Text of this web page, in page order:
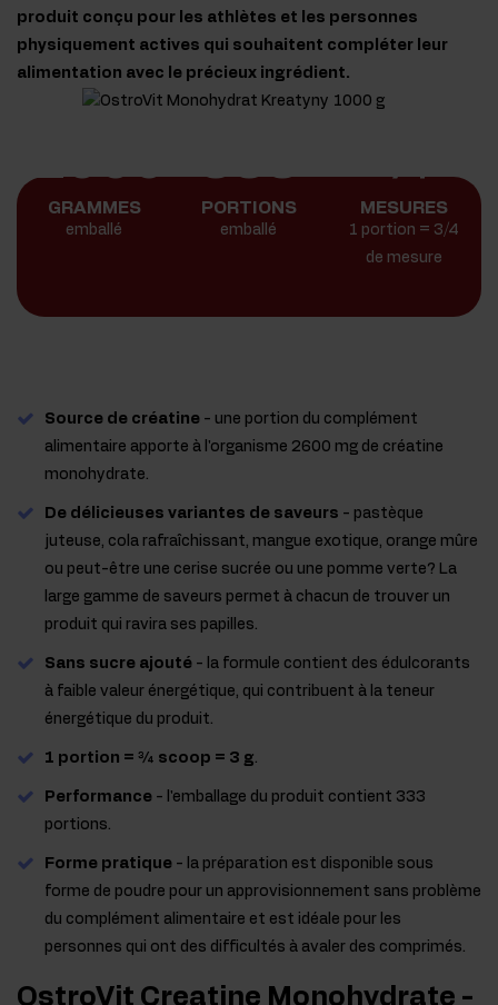
produit conçu pour les athlètes et les personnes
physiquement actives qui souhaitent compléter leur
alimentation avec le précieux ingrédient.
1000
GRAMMES
emballé
333
PORTIONS
emballé
¾
MESURES
1 portion = 3/4
de mesure
Source de créatine - une portion du complément
alimentaire apporte à l'organisme 2600 mg de créatine
monohydrate.
De délicieuses variantes de saveurs - pastèque
juteuse, cola rafraîchissant, mangue exotique, orange mûre
ou peut-être une cerise sucrée ou une pomme verte? La
large gamme de saveurs permet à chacun de trouver un
produit qui ravira ses papilles.
Sans sucre ajouté - la formule contient des édulcorants
à faible valeur énergétique, qui contribuent à la teneur
énergétique du produit.
1 portion = ¾ scoop = 3 g.
Performance - l'emballage du produit contient 333
portions.
Forme pratique - la préparation est disponible sous
forme de poudre pour un approvisionnement sans problème
du complément alimentaire et est idéale pour les
personnes qui ont des difficultés à avaler des comprimés.
OstroVit Creatine Monohydrate -